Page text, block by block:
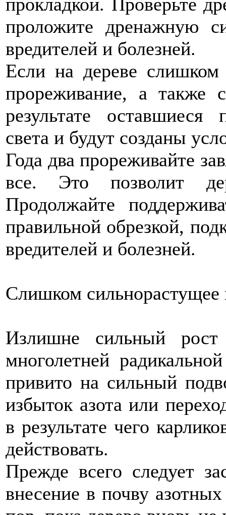
проложите дренажную
вредителей и болезней.
Если на дереве
прореживание, а также
результате оставшиеся
света и будут созданы
Года два прореживайте
все. Это позволит
Продолжайте
правильной обрезкой,
вредителей и болезней.
Слишком сильнорастущее
Излишне сильный рост
многолетней
привито на сильный
избыток азота или
в результате чего
действовать.
Прежде всего следует
внесение в почву